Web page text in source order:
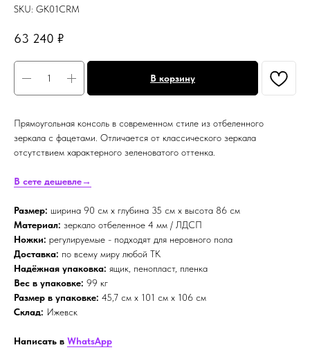
SKU: GK01CRM
63 240 ₽
В корзину
Прямоугольная консоль в современном стиле из отбеленного
зеркала с фацетами. Отличается от классического зеркала
отсутствием характерного зеленоватого оттенка.
В сете дешевле→
Размер: ширина 90 см х глубина 35 см х высота 86 см
Материал: зеркало отбеленное 4 мм / ЛДСП
Ножки: регулируемые - подходят для неровного пола
Доставка: по всему миру любой ТК
Надёжная упаковка: ящик, пенопласт, пленка
Вес в упаковке: 99 кг
Размер в упаковке: 45,7 см x 101 см x 106 см
Склад: Ижевск
Написать в WhatsApp